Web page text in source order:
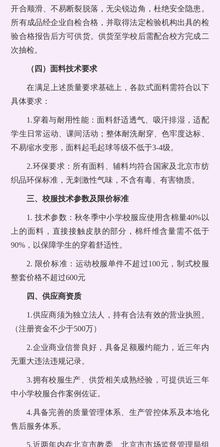
开合顺滑、不易断裂脱落，无尖锐边角，杜绝安全隐患。
所有成品经企业自检合格，并取得法定检验机构出具的检
验合格报告后方可供货。供货至学校后需配合校方完成二
次抽检。
（四）面料技术要求
在满足上述质量要求基础上，各款式面料需符合以下
具体要求：
1.穿着与耐用性能：面料舒适透气、吸汗排湿，适配
学生日常运动、课间活动；整体耐洗耐穿、色牢度达标、
不易缩水变形，面料起毛起球等级不低于3-4级。
2.环保要求：所有面料、辅料均符合国家及北京市纺
织品环保标准，无刺激性气味，不含有毒、有害物质。
三、校服技术参数及限价标准
1. 技术参数：秋冬季中小学校服应使用含棉量40%以
上的面料，直接接触皮肤的部分，棉纤维含量需不低于
90%，以保障学生的穿着舒适性。
2. 限价标准：运动校服单件不超过100元，制式校服
整套价格不超过600元
四、供应商资质
1.供应商须为独立法人，持有合法有效的营业执照。
（注册资金不少于500万）
2.企业商业信誉良好，具备足额履约能力，近三年内
无重大违法违规记录。
3.拥有校服生产、供货相关成熟经验，可提供近三年
中小学校服合作案例佐证。
4.具备完善的质量管理体系、生产管控体系及本地化
售后服务体系。
5.近两年内在北京市教委、北京市市场监督管理局组